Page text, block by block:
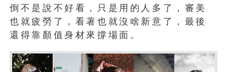
倒不是說不好看，只是用的人多了，審美
也就疲勞了，看著也就沒啥新意了，最後
還得靠顏值身材來撐場面。